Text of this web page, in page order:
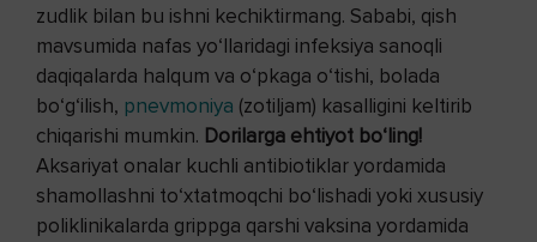
zudlik bilan bu ishni kechiktirmang. Sababi, qish
mavsumida nafas yo‘llaridagi infeksiya sanoqli
daqiqalarda halqum va o‘pkaga o‘tishi, bolada
bo‘g‘ilish, pnevmoniya (zotiljam) kasalligini keltirib
chiqarishi mumkin. Dorilarga ehtiyot bo‘ling!
Aksariyat onalar kuchli antibiotiklar yordamida
shamollashni to‘xtatmoqchi bo‘lishadi yoki xususiy
poliklinikalarda grippga qarshi vaksina yordamida